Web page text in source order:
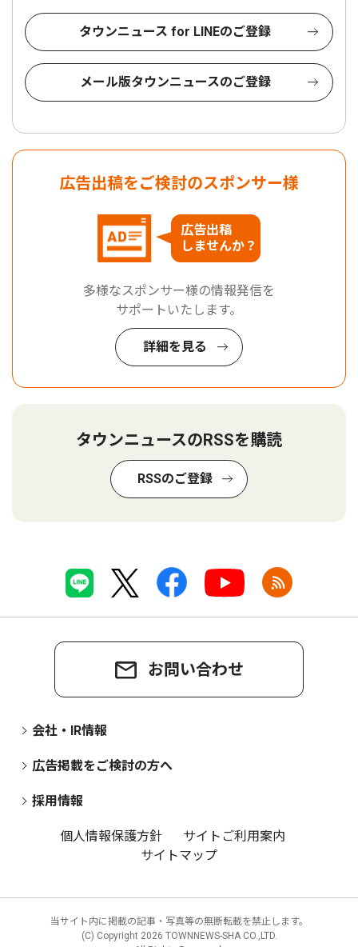
タウンニュース for LINEのご登録
メール版タウンニュースのご登録
広告出稿をご検討のスポンサー様
広告出稿
しませんか？
多様なスポンサー様の情報発信を
サポートいたします。
詳細を見る
タウンニュースのRSSを購読
RSSのご登録
お問い合わせ
会社・IR情報
広告掲載をご検討の方へ
採用情報
個人情報保護方針
サイトご利用案内
サイトマップ
当サイト内に掲載の記事・写真等の無断転載を禁止します。
(C) Copyright 2026 TOWNNEWS-SHA CO.,LTD.